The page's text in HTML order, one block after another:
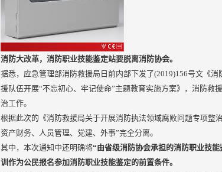
消防大改革，消防职业技能鉴定站要脱离消防协会。
据悉，应急管理部消防救援局日前内部下发了(2019)156号文《
援队伍开展“不忘初心、牢记使命”主题教育实施方案》，消防救
治工作。
根据此次的《消防救援局关于开展消防执法领域腐败问题专项整
资产财务、人员管理、党建、外事”完全分离。
其中，本次通知中还明确将“由省级消防协会承担的消防职业技
训作为公民报名参加消防职业技能鉴定的前置条件。